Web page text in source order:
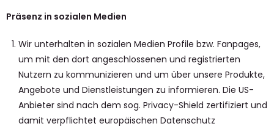
Präsenz in sozialen Medien
Wir unterhalten in sozialen Medien Profile bzw. Fanpages,
um mit den dort angeschlossenen und registrierten
Nutzern zu kommunizieren und um über unsere Produkte,
Angebote und Dienstleistungen zu informieren. Die US-
Anbieter sind nach dem sog. Privacy-Shield zertifiziert und
damit verpflichtet europäischen Datenschutz